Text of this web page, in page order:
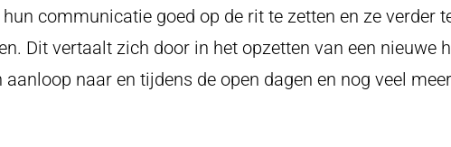
communicatie goed op de rit te zetten en ze verder
Dit vertaalt zich door in het opzetten van een
naar en tijdens de open dagen en nog veel